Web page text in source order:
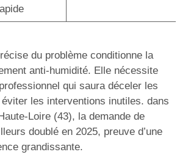
du problème conditionne la
anti-humidité. Elle nécessite
qui saura déceler les
les interventions inutiles. dans
Loire (43), la demande de
doublé en 2025, preuve d’une
grandissante.